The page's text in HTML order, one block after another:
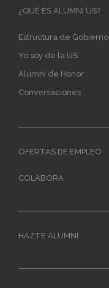
Main
¿QUÉ ES ALUMNI US?
Estructura de Gobierno
Yo soy de la US
Alumni de Honor
Conversaciones
OFERTAS DE EMPLEO
COLABORA
HAZTE ALUMNI